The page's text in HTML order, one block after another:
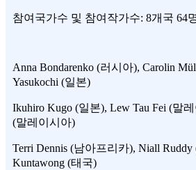
참여국가수 및 참여작가수: 8개국 64
Anna Bondarenko (러시아), Carolin
Yasukochi (일본)
Ikuhiro Kugo (일본), Lew Tau Fei (말
(말레이시아)
Terri Dennis (남아프리카), Niall
Kuntawong (태국)